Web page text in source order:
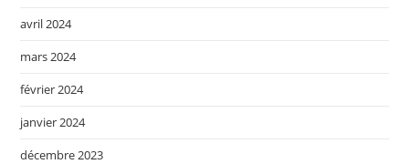
avril 2024
mars 2024
février 2024
janvier 2024
décembre 2023